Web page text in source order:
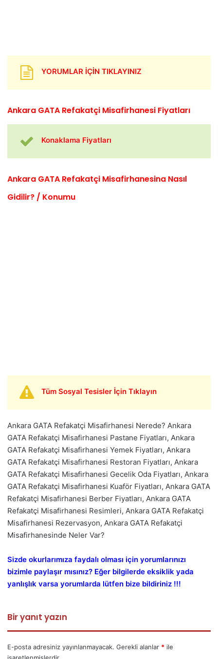
YORUMLAR İÇİN TIKLAYINIZ
Ankara GATA Refakatçi Misafirhanesi Fiyatları
Konaklama Fiyatları
Ankara GATA Refakatçi Misafirhanesina Nasıl
Gidilir? / Konumu
Tüm Sosyal Tesisler İçin Tıklayın
Ankara GATA Refakatçi Misafirhanesi Nerede? Ankara
GATA Refakatçi Misafirhanesi Pastane Fiyatları, Ankara
GATA Refakatçi Misafirhanesi Yemek Fiyatları, Ankara
GATA Refakatçi Misafirhanesi Restoran Fiyatları, Ankara
GATA Refakatçi Misafirhanesi Gecelik Oda Fiyatları, Ankara
GATA Refakatçi Misafirhanesi Kuaför Fiyatları, Ankara GATA
Refakatçi Misafirhanesi Berber Fiyatları, Ankara GATA
Refakatçi Misafirhanesi Resimleri, Ankara GATA Refakatçi
Misafirhanesi Rezervasyon, Ankara GATA Refakatçi
Misafirhanesinde Neler Var?
Sizde okurlarımıza faydalı olması için yorumlarınızı
bizimle paylaşır mısınız? Eğer bilgilerde eksiklik yada
yanlışlık varsa yorumlarda lütfen bize bildiriniz !!!
Bir yanıt yazın
E-posta adresiniz yayınlanmayacak. Gerekli alanlar * ile